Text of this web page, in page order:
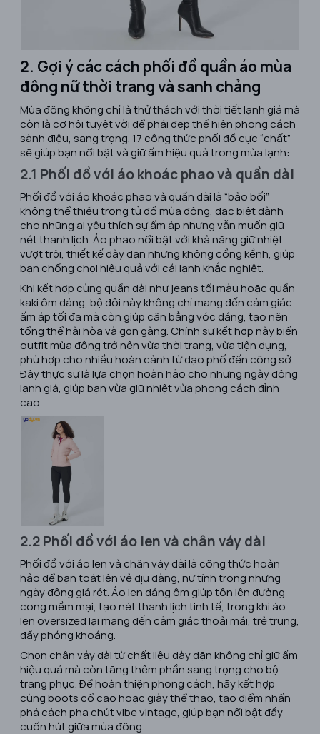
2. Gợi ý các cách phối đồ quần áo mùa
đông nữ thời trang và sanh chảng
Mùa đông không chỉ là thử thách với thời tiết lạnh giá mà
còn là cơ hội tuyệt vời để phái đẹp thể hiện phong cách
sành điệu, sang trọng. 17 công thức phối đồ cực “chất”
sẽ giúp bạn nổi bật và giữ ấm hiệu quả trong mùa lạnh:
2.1 Phối đồ với áo khoác phao và quần dài
Phối đồ với áo khoác phao và quần dài là “bảo bối”
không thể thiếu trong tủ đồ mùa đông, đặc biệt dành
cho những ai yêu thích sự ấm áp nhưng vẫn muốn giữ
nét thanh lịch. Áo phao nổi bật với khả năng giữ nhiệt
vượt trội, thiết kế dày dặn nhưng không cồng kềnh, giúp
bạn chống chọi hiệu quả với cái lạnh khắc nghiệt.
Khi kết hợp cùng quần dài như jeans tối màu hoặc quần
kaki ôm dáng, bộ đôi này không chỉ mang đến cảm giác
ấm áp tối đa mà còn giúp cân bằng vóc dáng, tạo nên
tổng thể hài hòa và gọn gàng. Chính sự kết hợp này biến
outfit mùa đông trở nên vừa thời trang, vừa tiện dụng,
phù hợp cho nhiều hoàn cảnh từ dạo phố đến công sở.
Đây thực sự là lựa chọn hoàn hảo cho những ngày đông
lạnh giá, giúp bạn vừa giữ nhiệt vừa phong cách đỉnh
cao.
2.2 Phối đồ với áo len và chân váy dài
Phối đồ với áo len và chân váy dài là công thức hoàn
hảo để bạn toát lên vẻ dịu dàng, nữ tính trong những
ngày đông giá rét. Áo len dáng ôm giúp tôn lên đường
cong mềm mại, tạo nét thanh lịch tinh tế, trong khi áo
len oversized lại mang đến cảm giác thoải mái, trẻ trung,
đầy phóng khoáng.
Chọn chân váy dài từ chất liệu dày dặn không chỉ giữ ấm
hiệu quả mà còn tăng thêm phần sang trọng cho bộ
trang phục. Để hoàn thiện phong cách, hãy kết hợp
cùng boots cổ cao hoặc giày thể thao, tạo điểm nhấn
phá cách pha chút vibe vintage, giúp bạn nổi bật đầy
cuốn hút giữa mùa đông.